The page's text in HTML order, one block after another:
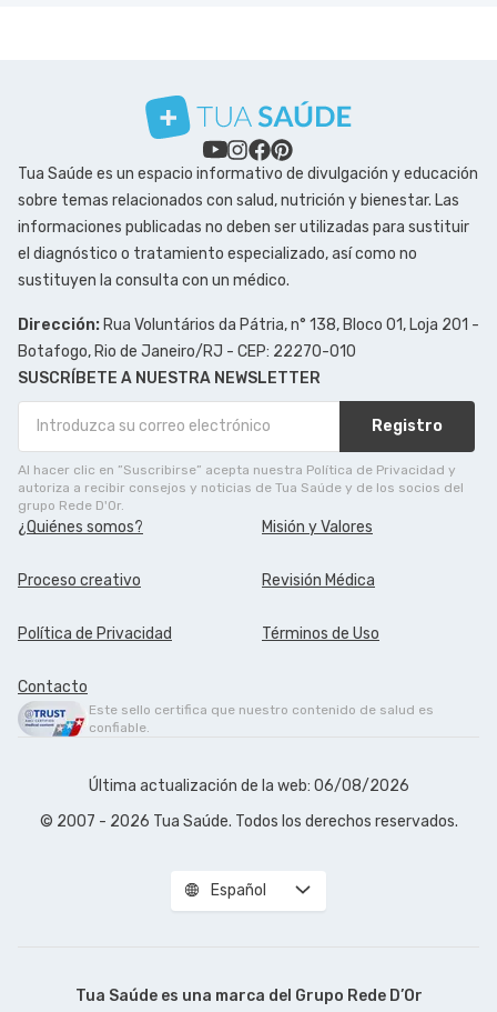
Tua Saúde es un espacio informativo de divulgación y educación
sobre temas relacionados con salud, nutrición y bienestar. Las
informaciones publicadas no deben ser utilizadas para sustituir
el diagnóstico o tratamiento especializado, así como no
sustituyen la consulta con un médico.
Dirección: Rua Voluntários da Pátria, n° 138, Bloco 01, Loja 201 -
Botafogo, Rio de Janeiro/RJ - CEP: 22270-010
SUSCRÍBETE A NUESTRA NEWSLETTER
Registro
Al hacer clic en ”Suscribirse” acepta nuestra Política de Privacidad y
autoriza a recibir consejos y noticias de Tua Saúde y de los socios del
grupo Rede D'Or.
¿Quiénes somos? Misión y Valores
Proceso creativo Revisión Médica
Política de Privacidad Términos de Uso
Contacto
Este sello certifica que nuestro contenido de salud es
confiable.
Última actualización de la web: 06/08/2026
© 2007 - 2026 Tua Saúde. Todos los derechos reservados.
Español
Tua Saúde es una marca del Grupo Rede D’Or